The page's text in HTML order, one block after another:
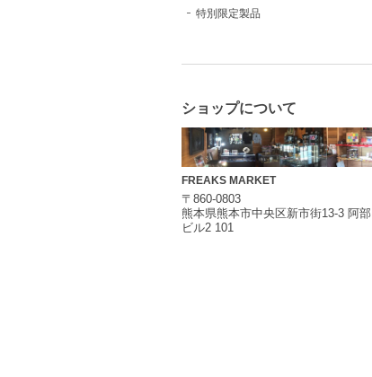
特別限定製品
ショップについて
FREAKS MARKET
〒860-0803
熊本県熊本市中央区新市街13-3 阿部
ビル2 101